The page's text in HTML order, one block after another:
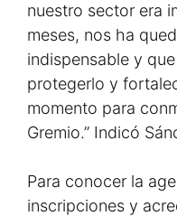
nuestro sector era
meses, nos ha
indispensable y
protegerlo y
momento para
Gremio.” Indicó
Para conocer la
inscripciones y